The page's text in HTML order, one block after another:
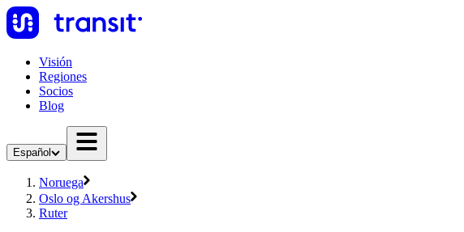
Visión
Regiones
Socios
Blog
Español
Noruega
Oslo og Akershus
Ruter